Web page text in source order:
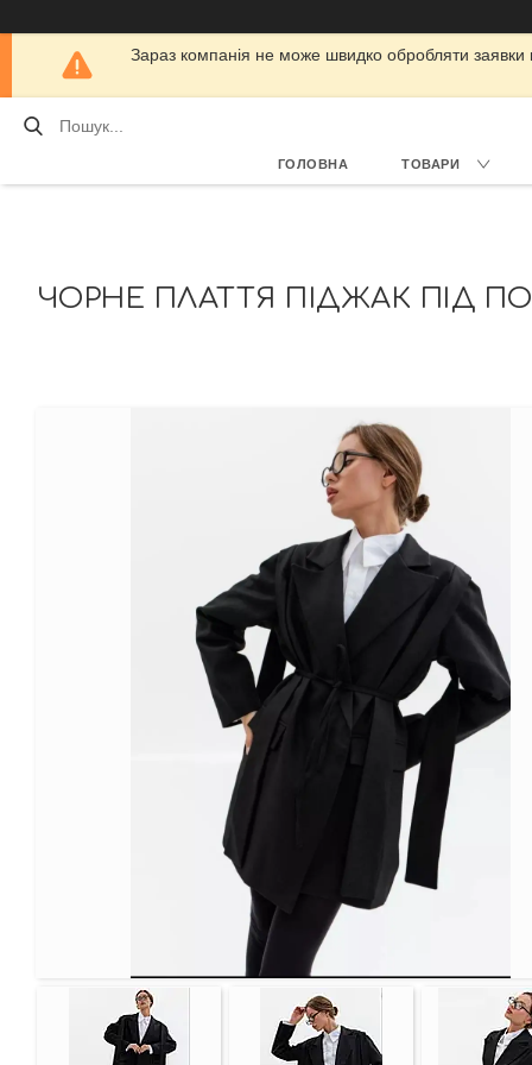
Зараз компанія не може швидко обробляти заявки
ГОЛОВНА ТОВАРИ
ЧОРНЕ ПЛАТТЯ ПІДЖАК ПІД